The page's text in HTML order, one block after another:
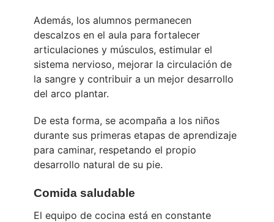
Además, los alumnos permanecen
descalzos en el aula para fortalecer
articulaciones y músculos, estimular el
sistema nervioso, mejorar la circulación de
la sangre y contribuir a un mejor desarrollo
del arco plantar.
De esta forma, se acompaña a los niños
durante sus primeras etapas de aprendizaje
para caminar, respetando el propio
desarrollo natural de su pie.
Comida saludable
El equipo de cocina está en constante